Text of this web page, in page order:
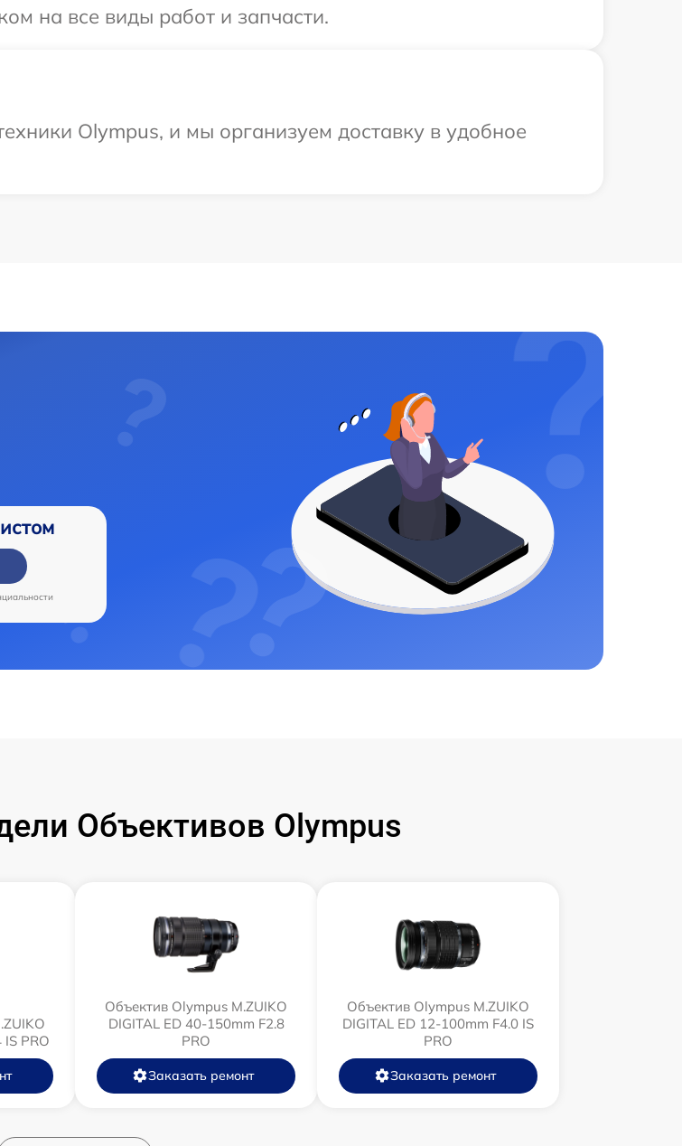
на все виды работ и запчасти.
Olympus, и мы организуем доставку в удобное
Объективов Olympus
IS PRO
Объектив Olympus M.ZUIKO
DIGITAL ED 40-150mm F2.8
PRO
Заказать ремонт
Объектив Olympus M.ZUIKO
DIGITAL ED 12‑100mm F4.0 IS
PRO
Заказать ремонт